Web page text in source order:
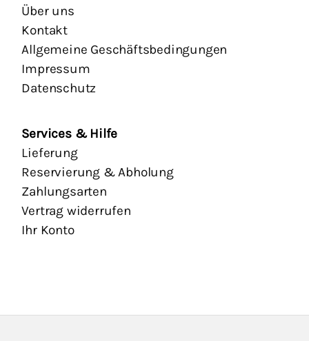
Über uns
Kontakt
Allgemeine Geschäftsbedingungen
Impressum
Datenschutz
Services & Hilfe
Lieferung
Reservierung & Abholung
Zahlungsarten
Vertrag widerrufen
Ihr Konto